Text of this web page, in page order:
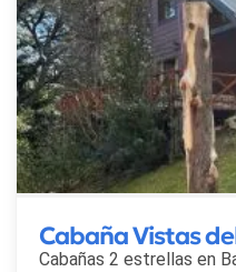
Cabaña Vistas
Cabañas 2 estrellas en